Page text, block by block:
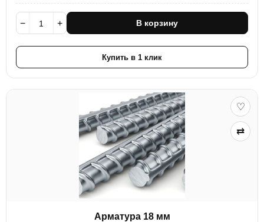
− + В корзину
Купить в 1 клик
♡
⇄
Арматура 18 мм